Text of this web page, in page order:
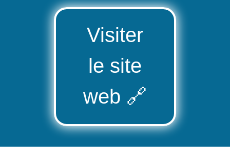
Visiter
le site
web 🔗